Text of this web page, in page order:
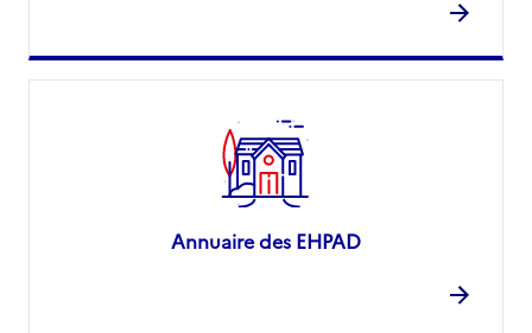
Annuaire des EHPAD